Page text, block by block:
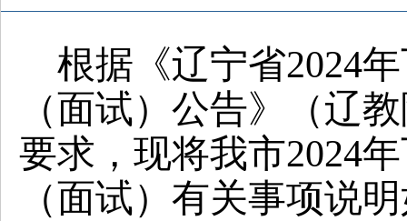
根据《辽宁省2024年
（面试）公告》（辽
要求，现将我市2024年
（面试）有关事项说